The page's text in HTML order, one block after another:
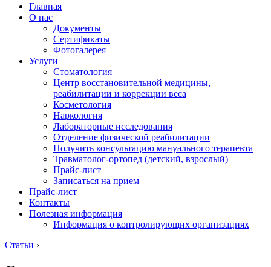
Главная
О нас
Документы
Сертификаты
Фотогалерея
Услуги
Стоматология
Центр восстановительной медицины,
реабилитации и коррекции веса
Косметология
Наркология
Лабораторные исследования
Отделение физической реабилитации
Получить консультацию мануального терапевта
Травматолог-ортопед (детский, взрослый)
Прайс-лист
Записаться на прием
Прайс-лист
Контакты
Полезная информация
Информация о контролирующих организациях
Статьи ›